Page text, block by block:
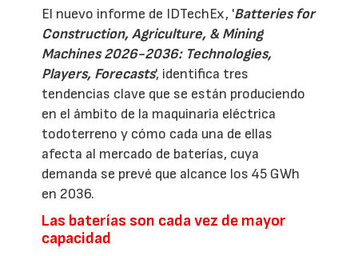
El nuevo informe de IDTechEx, 'Batteries for
Construction, Agriculture, & Mining
Machines 2026-2036: Technologies,
Players, Forecasts', identifica tres
tendencias clave que se están produciendo
en el ámbito de la maquinaria eléctrica
todoterreno y cómo cada una de ellas
afecta al mercado de baterías, cuya
demanda se prevé que alcance los 45 GWh
en 2036.
Las baterías son cada vez de mayor
capacidad